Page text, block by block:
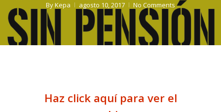
ByKepa agosto 10, 2017 No Comments
Haz click aquí para ver el